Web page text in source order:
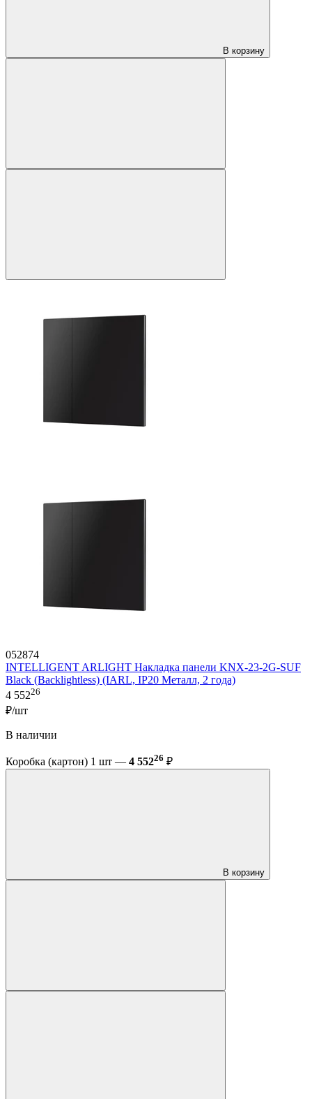
В корзину
052874
INTELLIGENT ARLIGHT Накладка панели KNX-23-2G-SUF
Black (Backlightless) (IARL, IP20 Металл, 2 года)
4 55226
₽/шт
В наличии
Коробка (картон) 1 шт — 4 55226 ₽
В корзину